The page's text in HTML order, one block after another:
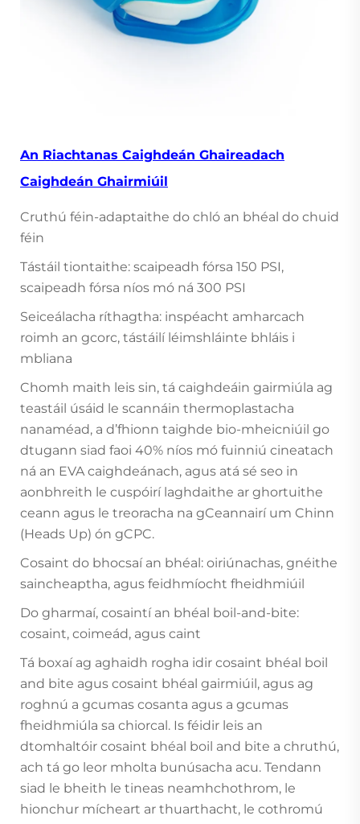
An Riachtanas Caighdeán Ghaireadach
Caighdeán Ghairmiúil
Cruthú féin-adaptaithe do chló an bhéal do chuid
féin
Tástáil tiontaithe: scaipeadh fórsa 150 PSI,
scaipeadh fórsa níos mó ná 300 PSI
Seiceálacha ríthagtha: inspéacht amharcach
roimh an gcorc, tástáilí léimshláinte bhláis i
mbliana
Chomh maith leis sin, tá caighdeáin gairmiúla ag
teastáil úsáid le scannáin thermoplastacha
nanaméad, a d’fhionn taighde bio-mheicniúil go
dtugann siad faoi 40% níos mó fuinniú cineatach
ná an EVA caighdeánach, agus atá sé seo in
aonbhreith le cuspóirí laghdaithe ar ghortuithe
ceann agus le treoracha na gCeannairí um Chinn
(Heads Up) ón gCPC.
Cosaint do bhocsaí an bhéal: oiriúnachas, gnéithe
saincheaptha, agus feidhmíocht fheidhmiúil
Do gharmaí, cosaintí an bhéal boil-and-bite:
cosaint, coimeád, agus caint
Tá boxaí ag aghaidh rogha idir cosaint bhéal boil
and bite agus cosaint bhéal gairmiúil, agus ag
roghnú a gcumas cosanta agus a gcumas
fheidhmiúla sa chiorcal. Is féidir leis an
dtomhaltóir cosaint bhéal boil and bite a chruthú,
ach tá go leor mholta bunúsacha acu. Tendann
siad le bheith le tineas neamhchothrom, le
hionchur mícheart ar thuarthacht, le cothromú